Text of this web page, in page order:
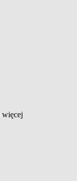
więcej